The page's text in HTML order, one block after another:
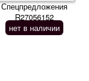
Спецпредложения
R27056152
нет в наличии